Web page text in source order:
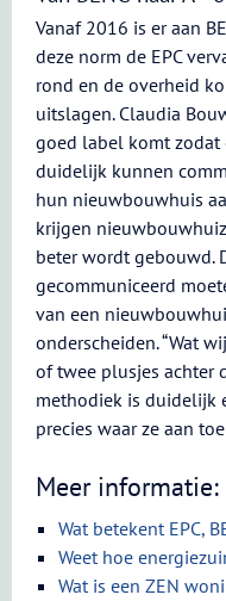
Vanaf 2016 is er aan
deze norm de EPC
rond en de overheid
uitslagen. Claudia
goed label komt
duidelijk kunnen
hun nieuwbouwhuis
krijgen
beter wordt gebouwd.
gecommuniceerd
van een
onderscheiden. “Wat
of twee plusjes achter
methodiek is duidelijk
precies waar ze aan toe
Meer informatie:
Wat betekent EPC,
Weet hoe
Wat is een ZEN